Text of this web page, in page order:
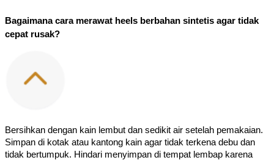
Bagaimana cara merawat heels berbahan sintetis agar tidak
cepat rusak?
Bersihkan dengan kain lembut dan sedikit air setelah pemakaian.
Simpan di kotak atau kantong kain agar tidak terkena debu dan
tidak bertumpuk. Hindari menyimpan di tempat lembap karena